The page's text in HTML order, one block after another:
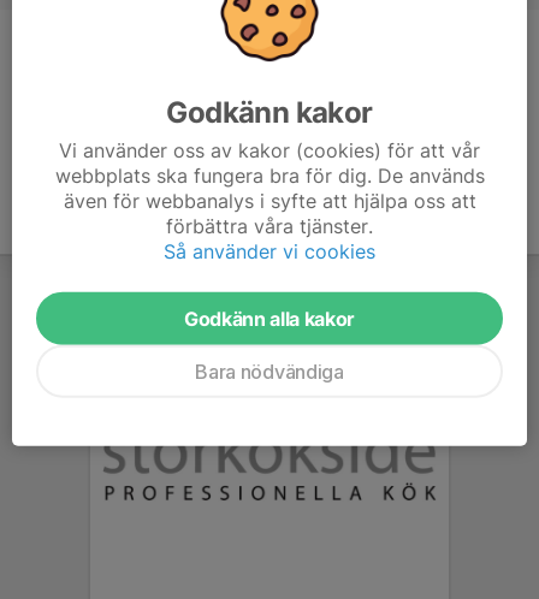
Tränare A
Godkänn kakor
Vi använder oss av kakor (cookies) för att vår
webbplats ska fungera bra för dig. De används
även för webbanalys i syfte att hjälpa oss att
förbättra våra tjänster.
Så använder vi cookies
Godkänn alla kakor
Bara nödvändiga